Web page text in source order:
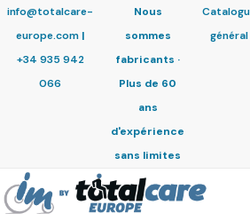
info@totalcare-
europe.com|
+34 935 942
066
Nous
sommes
fabricants ·
Plus de 60
ans
d'expérience
sans limites
général